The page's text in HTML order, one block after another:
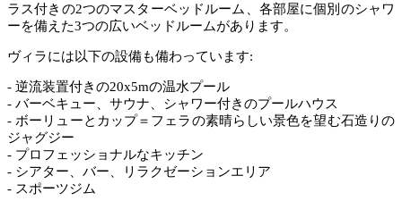
ラス付きの2つのマスターベッドルーム、各部屋に個別のシャワ
ーを備えた3つの広いベッドルームがあります。
ヴィラには以下の設備も備わっています:
- 逆流装置付きの20x5mの温水プール
- バーベキュー、サウナ、シャワー付きのプールハウス
- ボーリューとカップ＝フェラの素晴らしい景色を望む石造りの
ジャグジー
- プロフェッショナルなキッチン
- シアター、バー、リラクゼーションエリア
- スポーツジム